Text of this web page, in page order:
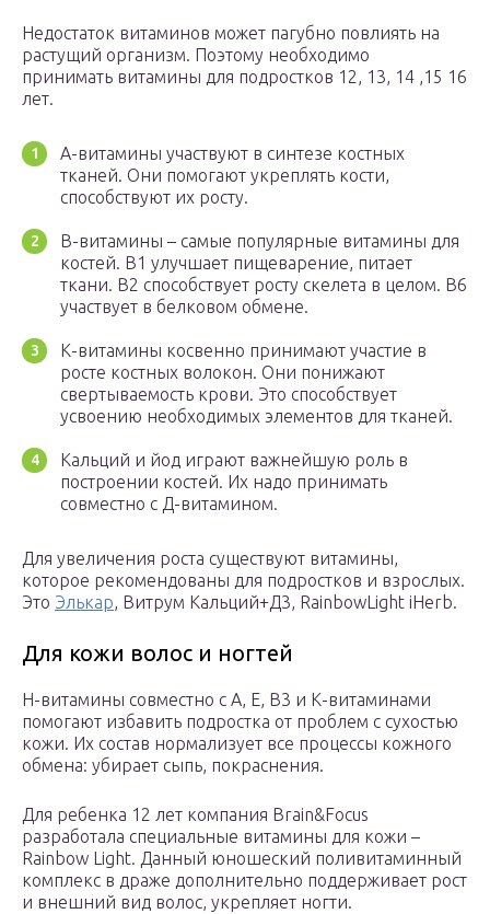
Недостаток витаминов может пагубно повлиять на
растущий организм. Поэтому необходимо
принимать витамины для подростков 12, 13, 14 ,15 16
лет.
А-витамины участвуют в синтезе костных
тканей. Они помогают укреплять кости,
способствуют их росту.
В-витамины – самые популярные витамины для
костей. В1 улучшает пищеварение, питает
ткани. В2 способствует росту скелета в целом. В6
участвует в белковом обмене.
К-витамины косвенно принимают участие в
росте костных волокон. Они понижают
свертываемость крови. Это способствует
усвоению необходимых элементов для тканей.
Кальций и йод играют важнейшую роль в
построении костей. Их надо принимать
совместно с Д-витамином.
Для увеличения роста существуют витамины,
которое рекомендованы для подростков и взрослых.
Это Элькар, Витрум Кальций+Д3, RainbowLight iHerb.
Для кожи волос и ногтей
Н-витамины совместно с А, Е, В3 и К-витаминами
помогают избавить подростка от проблем с сухостью
кожи. Их состав нормализует все процессы кожного
обмена: убирает сыпь, покраснения.
Для ребенка 12 лет компания Brain&Focus
разработала специальные витамины для кожи –
Rainbow Light. Данный юношеский поливитаминный
комплекс в драже дополнительно поддерживает рост
и внешний вид волос, укрепляет ногти.